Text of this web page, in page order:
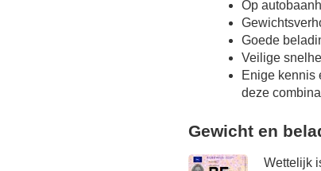
Op
Goede
Veilige
Enige kennis
deze
Gewicht en
Wettelijk